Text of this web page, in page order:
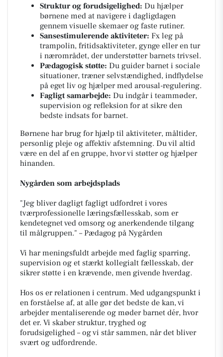
Struktur og forudsigelighed: Du hjælper
børnene med at navigere i dagligdagen
gennem visuelle skemaer og faste rutiner.
Sansestimulerende aktiviteter: Fx leg på
trampolin, fritidsaktiviteter, gynge eller en tur
i nærområdet, der understøtter barnets trivsel.
Pædagogisk støtte: Du guider barnet i sociale
situationer, træner selvstændighed, indflydelse
på eget liv og hjælper med arousal-regulering.
Fagligt samarbejde: Du indgår i teammøder,
supervision og refleksion for at sikre den
bedste indsats for barnet.
Børnene har brug for hjælp til aktiviteter, måltider,
personlig pleje og affektiv afstemning. Du vil altid
være en del af en gruppe, hvor vi støtter og hjælper
hinanden.
Nygården som arbejdsplads
"Jeg bliver dagligt fagligt udfordret i vores
tværprofessionelle læringsfællesskab, som er
kendetegnet ved omsorg og anerkendende tilgang
til målgruppen." – Pædagog på Nygården
Vi har meningsfuldt arbejde med faglig sparring,
supervision og et stærkt kollegialt fællesskab, der
sikrer støtte i en krævende, men givende hverdag.
Hos os er relationen i centrum. Med udgangspunkt i
en forståelse af, at alle gør det bedste de kan, vi
arbejder mentaliserende og møder barnet dér, hvor
det er. Vi skaber struktur, tryghed og
forudsigelighed – og vi står sammen, når det bliver
svært og udfordrende.